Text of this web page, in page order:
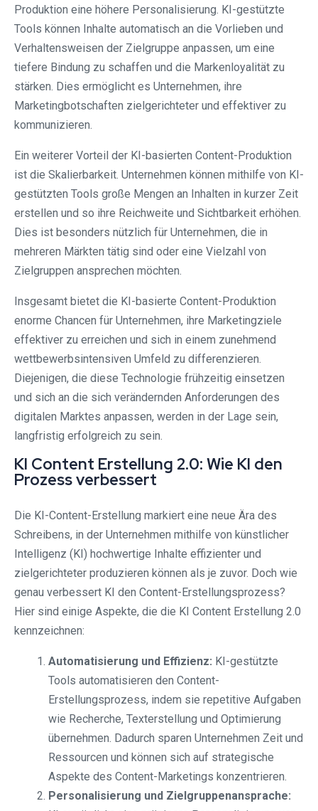
Produktion eine höhere Personalisierung. KI-gestützte
Tools können Inhalte automatisch an die Vorlieben und
Verhaltensweisen der Zielgruppe anpassen, um eine
tiefere Bindung zu schaffen und die Markenloyalität zu
stärken. Dies ermöglicht es Unternehmen, ihre
Marketingbotschaften zielgerichteter und effektiver zu
kommunizieren.
Ein weiterer Vorteil der KI-basierten Content-Produktion
ist die Skalierbarkeit. Unternehmen können mithilfe von KI-
gestützten Tools große Mengen an Inhalten in kurzer Zeit
erstellen und so ihre Reichweite und Sichtbarkeit erhöhen.
Dies ist besonders nützlich für Unternehmen, die in
mehreren Märkten tätig sind oder eine Vielzahl von
Zielgruppen ansprechen möchten.
Insgesamt bietet die KI-basierte Content-Produktion
enorme Chancen für Unternehmen, ihre Marketingziele
effektiver zu erreichen und sich in einem zunehmend
wettbewerbsintensiven Umfeld zu differenzieren.
Diejenigen, die diese Technologie frühzeitig einsetzen
und sich an die sich verändernden Anforderungen des
digitalen Marktes anpassen, werden in der Lage sein,
langfristig erfolgreich zu sein.
KI Content Erstellung 2.0: Wie KI den
Prozess verbessert
Die KI-Content-Erstellung markiert eine neue Ära des
Schreibens, in der Unternehmen mithilfe von künstlicher
Intelligenz (KI) hochwertige Inhalte effizienter und
zielgerichteter produzieren können als je zuvor. Doch wie
genau verbessert KI den Content-Erstellungsprozess?
Hier sind einige Aspekte, die die KI Content Erstellung 2.0
kennzeichnen:
Automatisierung und Effizienz: KI-gestützte
Tools automatisieren den Content-
Erstellungsprozess, indem sie repetitive Aufgaben
wie Recherche, Texterstellung und Optimierung
übernehmen. Dadurch sparen Unternehmen Zeit und
Ressourcen und können sich auf strategische
Aspekte des Content-Marketings konzentrieren.
Personalisierung und Zielgruppenansprache: